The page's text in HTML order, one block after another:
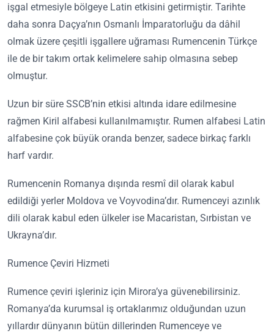
işgal etmesiyle bölgeye Latin etkisini getirmiştir. Tarihte
daha sonra Daçya’nın Osmanlı İmparatorluğu da dâhil
olmak üzere çeşitli işgallere uğraması Rumencenin Türkçe
ile de bir takım ortak kelimelere sahip olmasına sebep
olmuştur.
Uzun bir süre SSCB’nin etkisi altında idare edilmesine
rağmen Kiril alfabesi kullanılmamıştır. Rumen alfabesi Latin
alfabesine çok büyük oranda benzer, sadece birkaç farklı
harf vardır.
Rumencenin Romanya dışında resmî dil olarak kabul
edildiği yerler Moldova ve Voyvodina’dır. Rumenceyi azınlık
dili olarak kabul eden ülkeler ise Macaristan, Sırbistan ve
Ukrayna’dır.
Rumence Çeviri Hizmeti
Rumence çeviri işleriniz için Mirora’ya güvenebilirsiniz.
Romanya’da kurumsal iş ortaklarımız olduğundan uzun
yıllardır dünyanın bütün dillerinden Rumenceye ve